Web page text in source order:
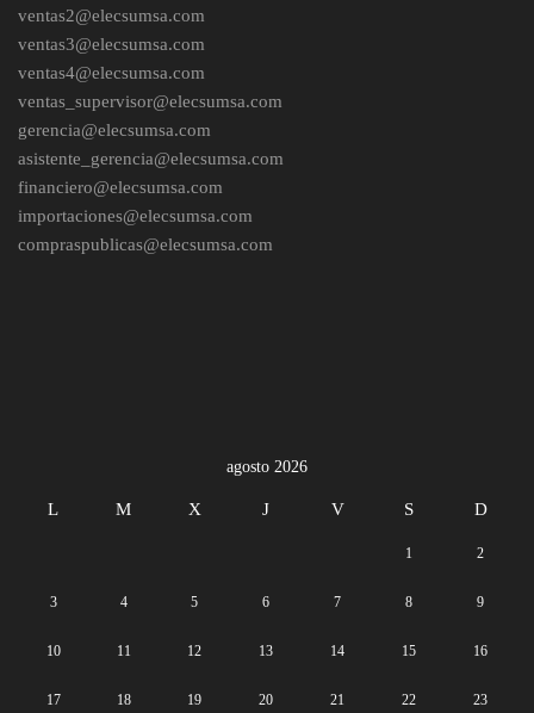
ventas2@elecsumsa.com
ventas3@elecsumsa.com
ventas4@elecsumsa.com
ventas_supervisor@elecsumsa.com
gerencia@elecsumsa.com
asistente_gerencia@elecsumsa.com
financiero@elecsumsa.com
importaciones@elecsumsa.com
compraspublicas@elecsumsa.com
agosto 2026
L M X J V S D
1 2
3 4 5 6 7 8 9
10 11 12 13 14 15 16
17 18 19 20 21 22 23